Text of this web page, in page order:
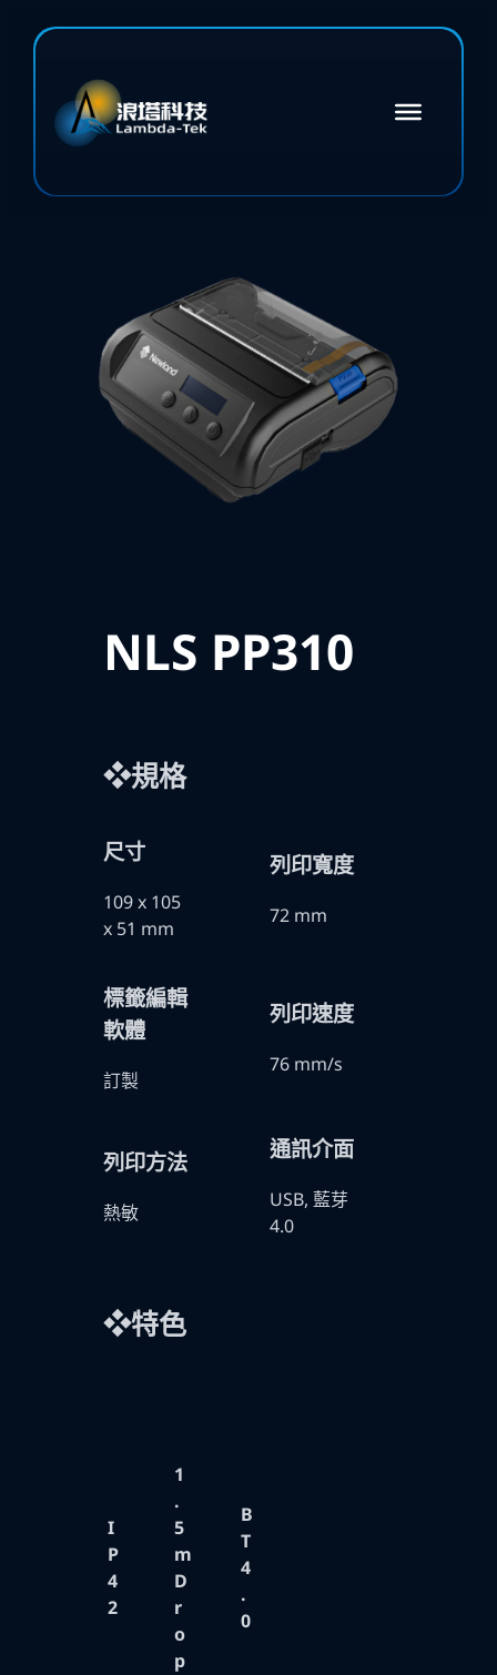
NLS PP310
❖規格
尺寸
109 x 105
x 51 mm
列印寬度
72 mm
標籤編輯
軟體
訂製
列印速度
76 mm/s
列印方法
熱敏
通訊介面
USB, 藍芽
4.0
❖特色
I
P
4
2
1
.
5
m
D
r
o
p
B
T
4
.
0